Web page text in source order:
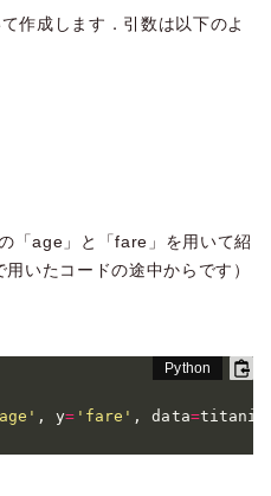
作成します．引数は以下のよ
「age」と「fare」を用いて紹
いたコードの途中からです）
, y= 'fare' , data=titanic